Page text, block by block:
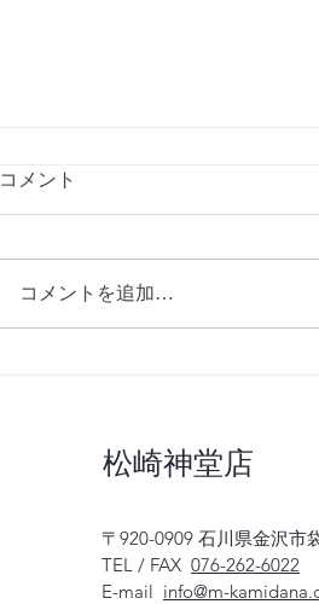
コメント
コメントを追加…
​松崎神堂店
〒920-0909 石川県金沢市
TEL / FAX 076-262-6022
E-mail info@m-